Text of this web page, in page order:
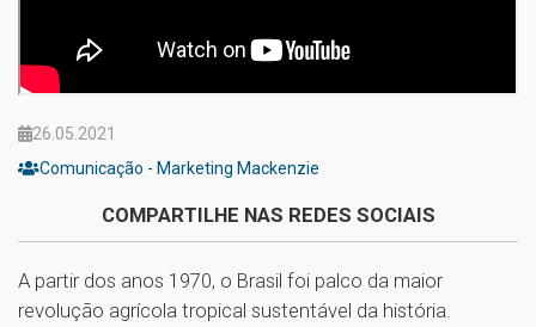
26.05.2021
Comunicação - Marketing Mackenzie
COMPARTILHE NAS REDES SOCIAIS
A partir dos anos 1970, o Brasil foi palco da maior
revolução agrícola tropical sustentável da história.